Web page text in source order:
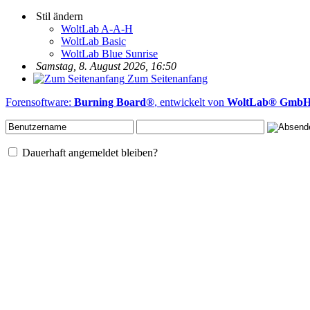
Stil ändern
WoltLab A-A-H
WoltLab Basic
WoltLab Blue Sunrise
Samstag, 8. August 2026, 16:50
Zum Seitenanfang
Forensoftware: Burning Board®, entwickelt von WoltLab®
Dauerhaft angemeldet bleiben?